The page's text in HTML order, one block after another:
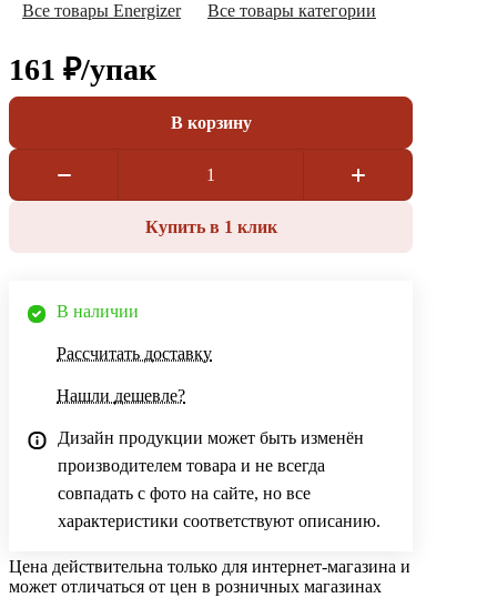
Все товары Energizer Все товары категории
161 ₽/упак
В корзину
Купить в 1 клик
В наличии
Рассчитать доставку
Нашли дешевле?
Дизайн продукции может быть изменён
производителем товара и не всегда
совпадать с фото на сайте, но все
характеристики соответствуют описанию.
Цена действительна только для интернет-магазина и
может отличаться от цен в розничных магазинах